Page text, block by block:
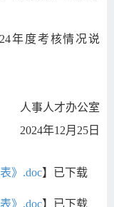
年度考核情况说
人事人才办公室
2024年12月 25 日
》.doc】已下载
》.doc】已下载